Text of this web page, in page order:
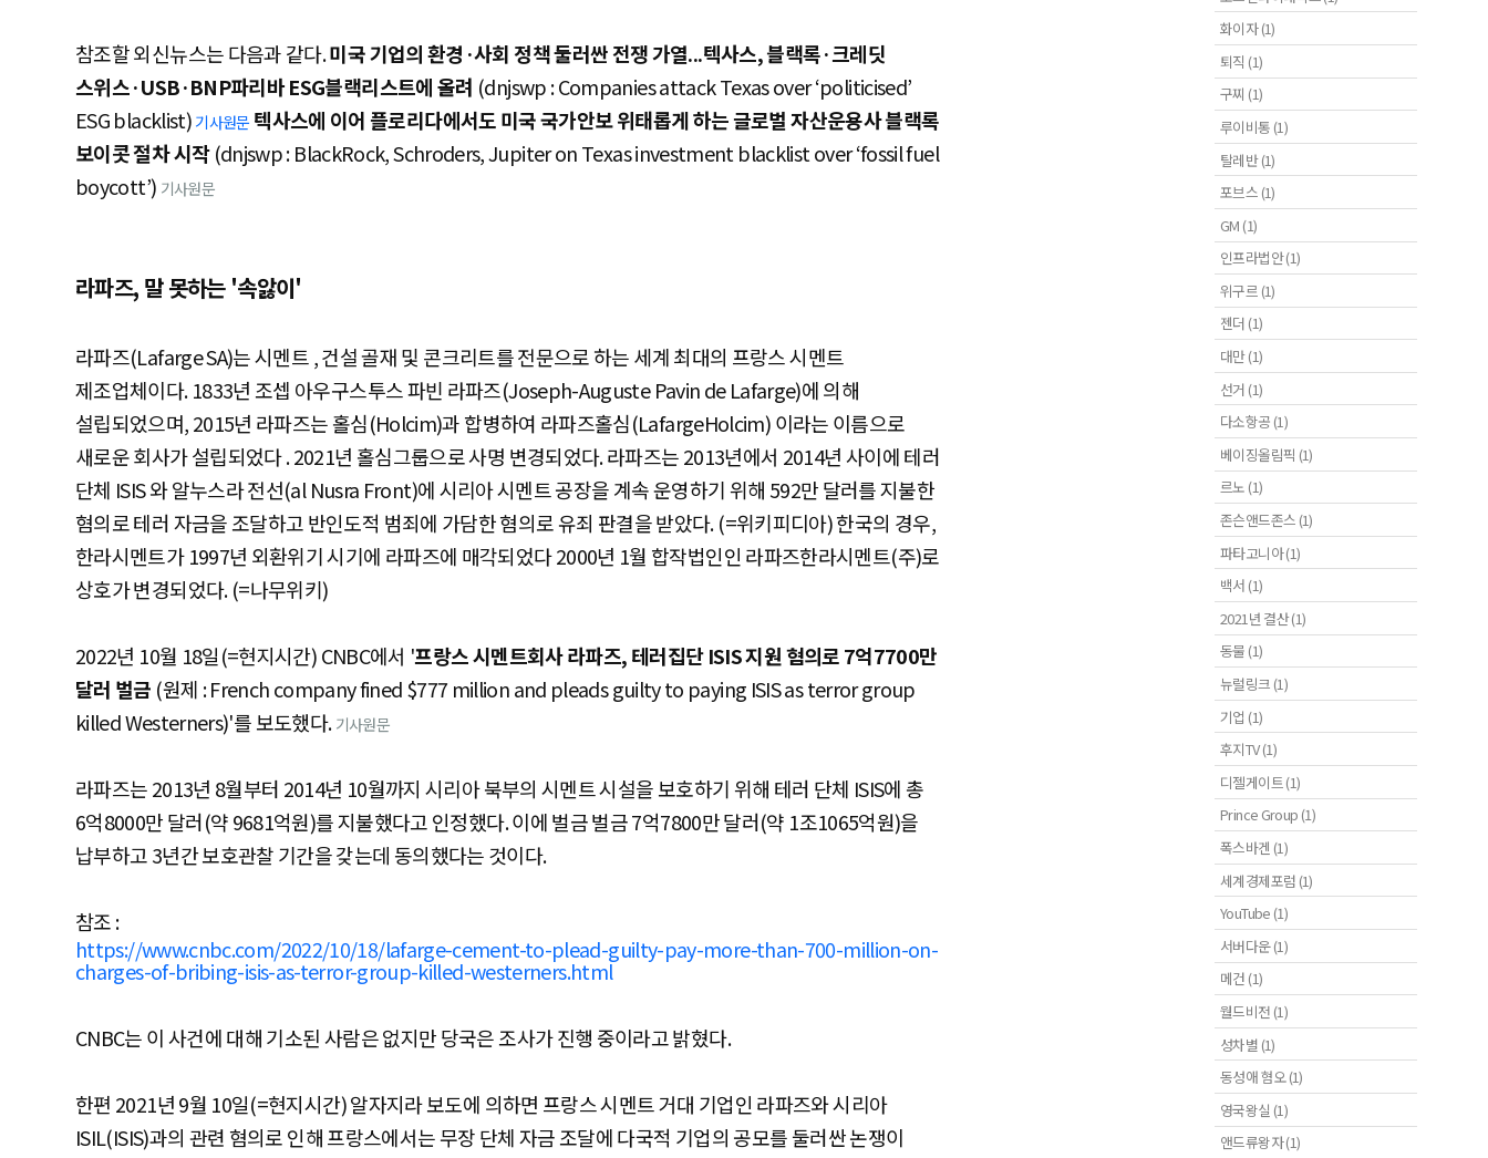
참조할 외신뉴스는 다음과 같다.미국 기업의 환경·사회 정책 둘러싼 전쟁 가열...텍사스, 블랙록·크레딧
스위스·USB·BNP파리바 ESG블랙리스트에 올려 (dnjswp : Companies attack Texas over ‘politicised’
ESG blacklist) 기사원문 텍사스에 이어 플로리다에서도 미국 국가안보 위태롭게 하는 글로벌 자산운용사 블랙록
보이콧 절차 시작(dnjswp : BlackRock, Schroders, Jupiter on Texas investment blacklist over ‘fossil fuel
boycott’) 기사원문
라파즈, 말 못하는 '속앓이'
라파즈(Lafarge SA)는 시멘트 , 건설 골재 및 콘크리트를 전문으로 하는 세계 최대의 프랑스 시멘트
제조업체이다. 1833년 조셉 아우구스투스 파빈 라파즈(Joseph-Auguste Pavin de Lafarge)에 의해
설립되었으며, 2015년 라파즈는 홀심(Holcim)과 합병하여 라파즈홀심(LafargeHolcim) 이라는 이름으로
새로운 회사가 설립되었다 . 2021년 홀심그룹으로 사명 변경되었다. 라파즈는 2013년에서 2014년 사이에 테러
단체 ISIS 와 알누스라 전선(al Nusra Front)에 시리아 시멘트 공장을 계속 운영하기 위해 592만 달러를 지불한
혐의로 테러 자금을 조달하고 반인도적 범죄에 가담한 혐의로 유죄 판결을 받았다. (=위키피디아) 한국의 경우,
한라시멘트가 1997년 외환위기 시기에 라파즈에 매각되었다 2000년 1월 합작법인인 라파즈한라시멘트(주)로
상호가 변경되었다. (=나무위키)
2022년 10월 18일(=현지시간) CNBC에서 '프랑스 시멘트회사 라파즈, 테러집단 ISIS 지원 혐의로 7억7700만
달러 벌금 (원제 : French company fined $777 million and pleads guilty to paying ISIS as terror group
killed Westerners)'를 보도했다. 기사원문
라파즈는 2013년 8월부터 2014년 10월까지 시리아 북부의 시멘트 시설을 보호하기 위해 테러 단체 ISIS에 총
6억8000만 달러(약 9681억원)를 지불했다고 인정했다. 이에 벌금 벌금 7억7800만 달러(약 1조1065억원)을
납부하고 3년간 보호관찰 기간을 갖는데 동의했다는 것이다.
참조 :
https://www.cnbc.com/2022/10/18/lafarge-cement-to-plead-guilty-pay-more-than-700-million-on-
charges-of-bribing-isis-as-terror-group-killed-westerners.html
CNBC는 이 사건에 대해 기소된 사람은 없지만 당국은 조사가 진행 중이라고 밝혔다.
한편 2021년 9월 10일(=현지시간) 알자지라 보도에 의하면 프랑스 시멘트 거대 기업인 라파즈와 시리아
ISIL(ISIS)과의 관련 혐의로 인해 프랑스에서는 무장 단체 자금 조달에 다국적 기업의 공모를 둘러싼 논쟁이
화이자 (1)
퇴직 (1)
구찌 (1)
루이비통 (1)
탈레반 (1)
포브스 (1)
GM (1)
인프라법안 (1)
위구르 (1)
젠더 (1)
대만 (1)
선거 (1)
다소항공 (1)
베이징올림픽 (1)
르노 (1)
존슨앤드존스 (1)
파타고니아 (1)
백서 (1)
2021년 결산 (1)
동물 (1)
뉴럴링크 (1)
기업 (1)
후지TV (1)
디젤게이트 (1)
Prince Group (1)
폭스바겐 (1)
세계경제포럼 (1)
YouTube (1)
서버다운 (1)
메건 (1)
월드비전 (1)
성차별 (1)
동성애 혐오 (1)
영국왕실 (1)
앤드류왕자 (1)